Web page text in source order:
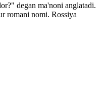
degan ma'noni anglatadi.
romani nomi. Rossiya